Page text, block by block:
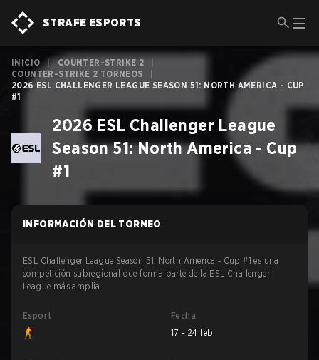
STRAFE ESPORTS
INICIO | COUNTER-STRIKE 2
COUNTER-STRIKE 2 TORNEOS
2026 ESL CHALLENGER LEAGUE SEASON 51: NORTH AMERICA - CUP
#1
2026 ESL Challenger League
Season 51: North America - Cup
#1
INFORMACIÓN DEL TORNEO
ESL Challenger League Season 51: North America - Cup #1 es una
competición subregional que forma parte de la ESL Challenger
League más amplia.
Esport
Fecha
17 – 24 feb.